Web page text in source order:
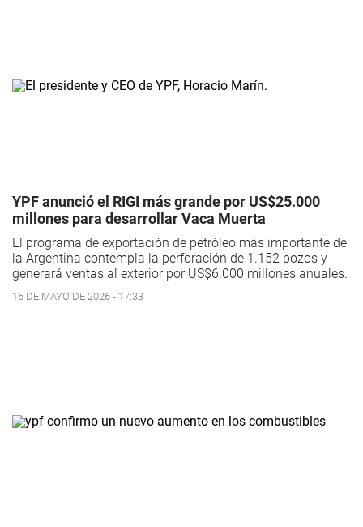
YPF anunció el RIGI más grande por US$25.000
millones para desarrollar Vaca Muerta
El programa de exportación de petróleo más importante de
la Argentina contempla la perforación de 1.152 pozos y
generará ventas al exterior por US$6.000 millones anuales.
15 DE MAYO DE 2026 - 17:33